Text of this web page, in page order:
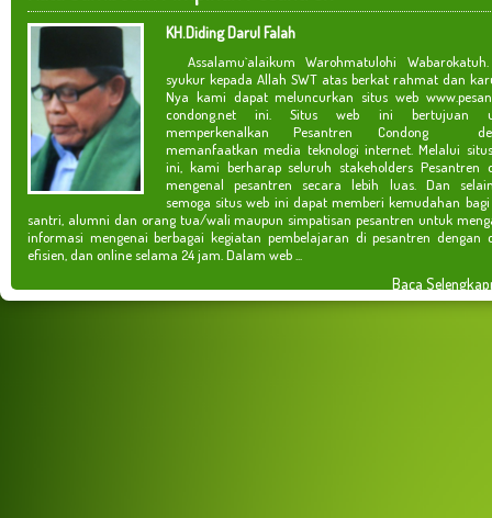
KH.Diding Darul Falah
Assalamu`alaikum Warohmatulohi
syukur kepada Allah SWT atas berkat rahmat dan
Nya kami dapat meluncurkan situs web
condong.net ini. Situs web ini bertujuan
memperkenalkan Pesantren Condong
memanfaatkan media teknologi internet. Melalui
ini, kami berharap seluruh stakeholders Pesantren
mengenal pesantren secara lebih luas. Dan
semoga situs web ini dapat memberi kemudahan
santri, alumni dan orang tua/wali maupun simpatisan pesantren untuk
informasi mengenai berbagai kegiatan pembelajaran di pesantren dengan
efisien, dan online selama 24 jam. Dalam web ...
Baca